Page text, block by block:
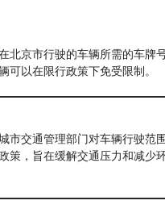
北京市行驶的车辆所需的车牌
可以在限行政策下免受限制。
市交通管理部门对车辆行驶范
策，旨在缓解交通压力和减少